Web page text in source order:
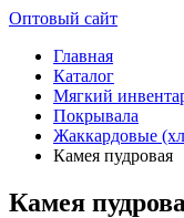
Оптовый сайт
Главная
Каталог
Мягкий
Покрывала
Жаккардовые
Камея пудровая
Камея